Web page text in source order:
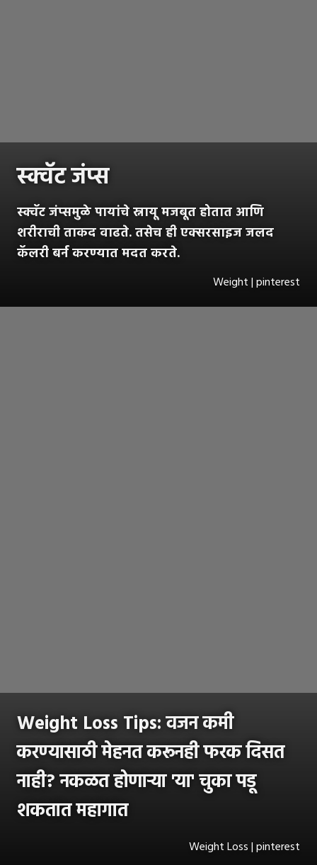
स्क्वॅट जंप्स
स्क्वॅट जंप्समुळे पायांचे स्नायू मजबूत होतात आणि
शरीराची ताकद वाढते. तसेच ही एक्सरसाइज जलद
कॅलरी बर्न करण्यात मदत करते.
Weight | pinterest
Weight Loss Tips: वजन कमी
करण्यासाठी मेहनत करूनही फरक दिसत
नाही? नकळत होणाऱ्या 'या' चुका पडू
शकतात महागात
Weight Loss | pinterest